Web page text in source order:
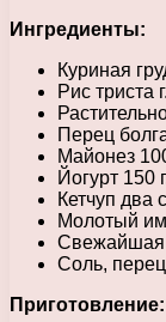
Ингредиенты:
Куриная
Рис триста
Перец
Майонез
Йогурт 150
Кетчуп два
Молотый
Свежайшая
Соль,
Приготовление: